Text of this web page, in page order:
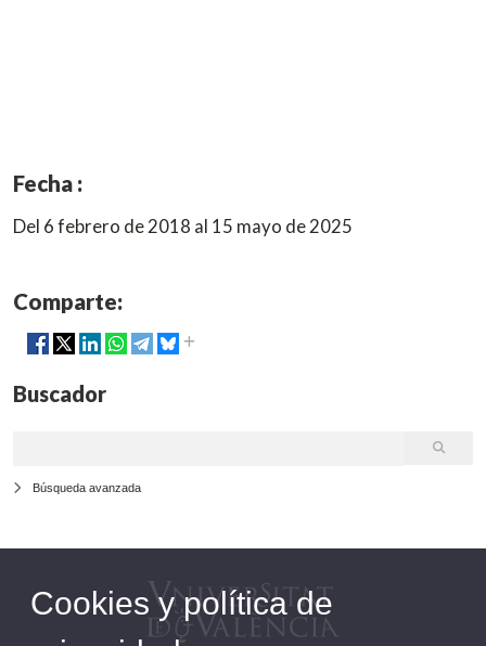
Fecha :
Del 6 febrero de 2018 al 15 mayo de 2025
Comparte:
Buscador
Búsqueda avanzada
Cookies y política de